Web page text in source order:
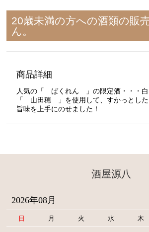
20歳未満の方への酒類の販
ん。
商品詳細
人気の「 ばくれん 」の限定酒・・・白
「 山田穂 」を使用して、すかっとし
旨味を上手にのせました！
酒屋源八
2026年08月
日 月 火 水 木